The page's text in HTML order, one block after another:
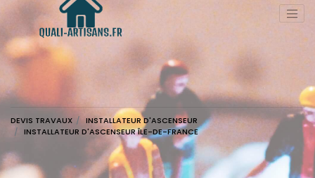
DEVIS TRAVAUX
INSTALLATEUR D'ASCENSEUR
INSTALLATEUR D'ASCENSEUR ÎLE-DE-FRANCE